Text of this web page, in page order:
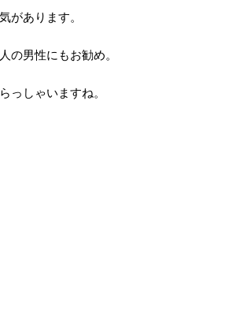
があります。
の男性にもお勧め。
っしゃいますね。